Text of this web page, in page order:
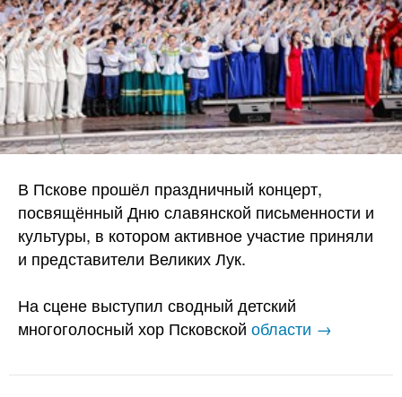
В Пскове прошёл праздничный концерт,
посвящённый Дню славянской письменности и
культуры, в котором активное участие приняли
и представители Великих Лук.
На сцене выступил сводный детский
многоголосный хор Псковской области →